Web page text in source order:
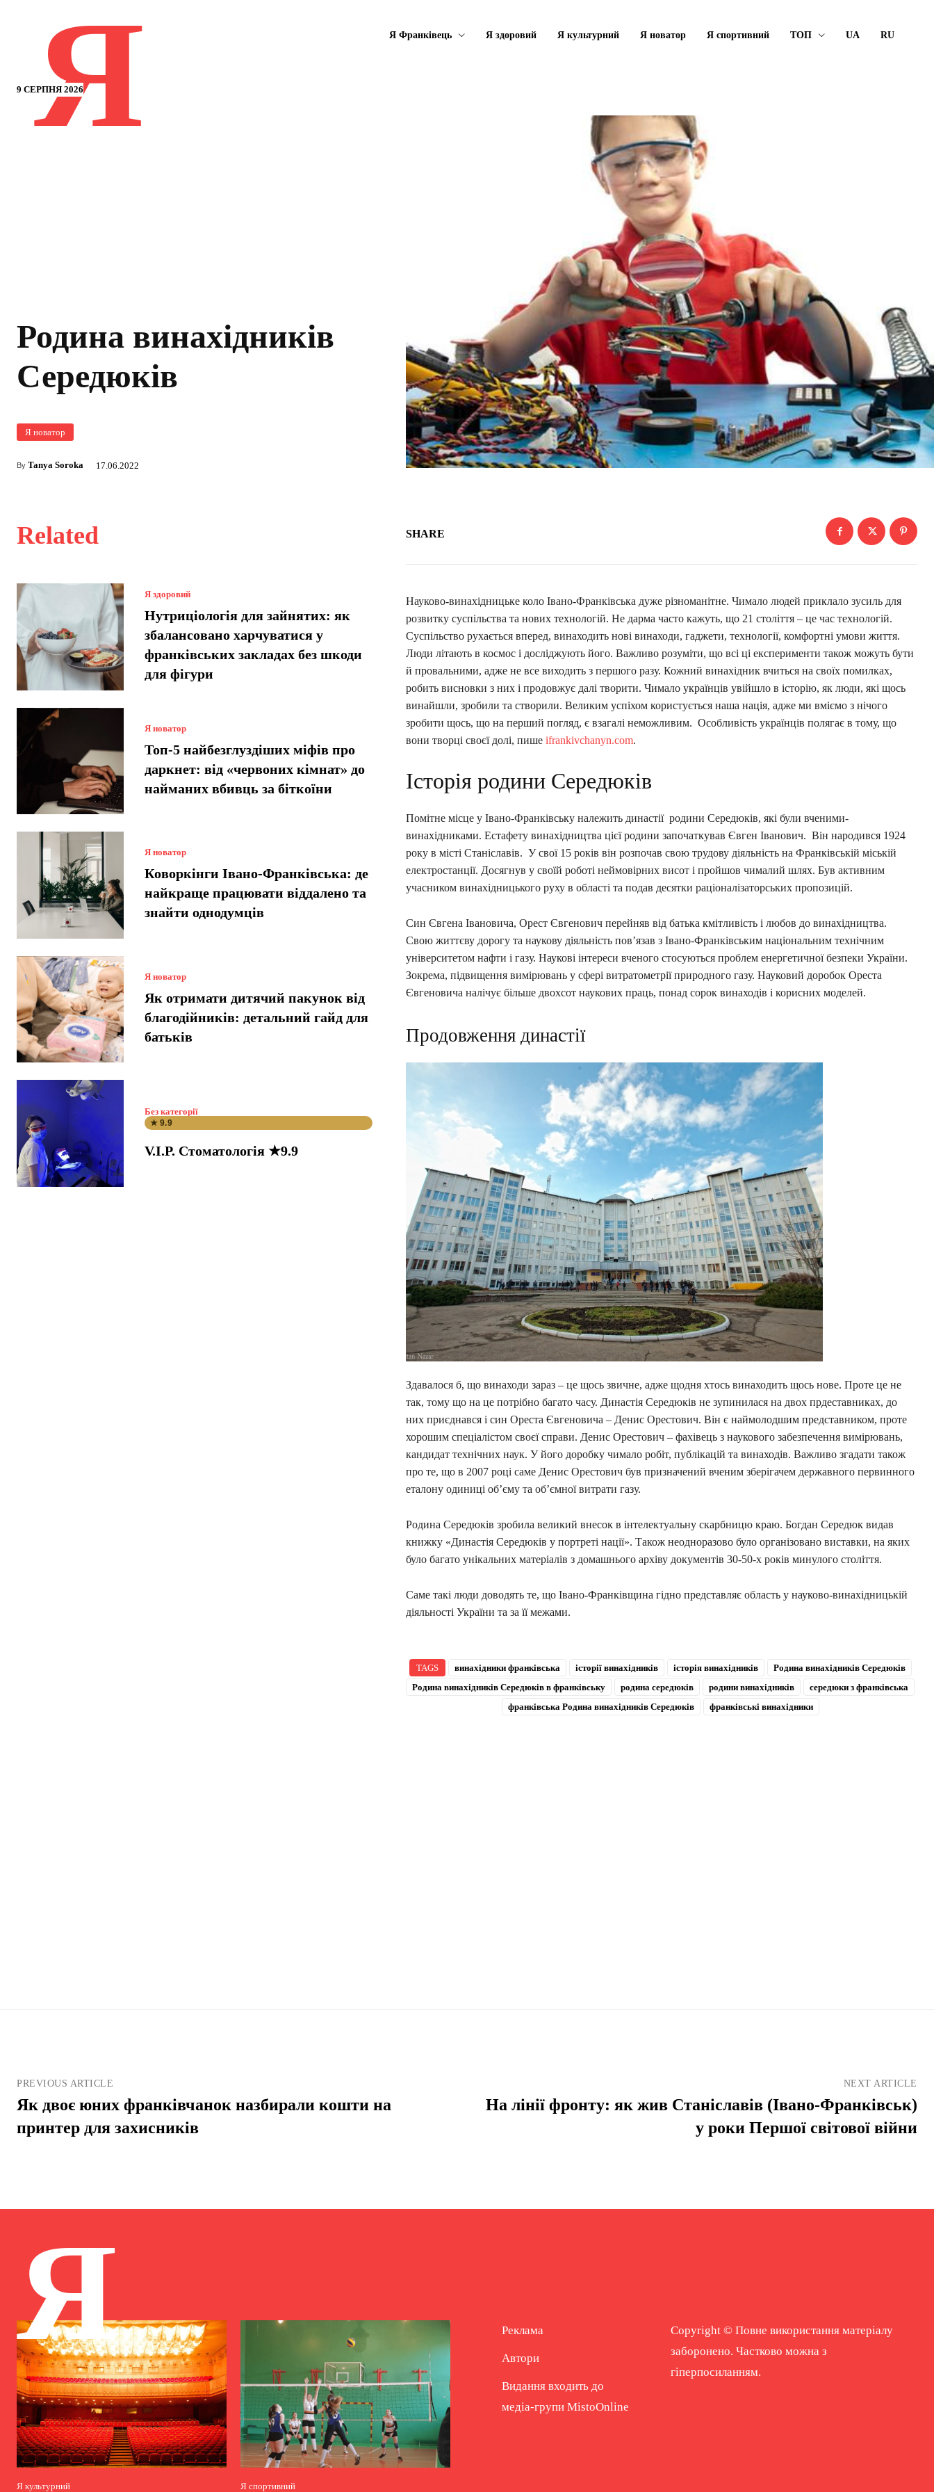
9 СЕРПНЯ 2026
Я Я Франківець Я здоровий Я культурний Я новатор Я спортивний ТОП UA RU
Родина винахідників
Середюків
Я новатор
By Tanya Soroka 17.06.2022
Related
Я здоровий
Нутриціологія для зайнятих: як
збалансовано харчуватися у
франківських закладах без шкоди
для фігури
Я новатор
Топ-5 найбезглуздіших міфів про
даркнет: від «червоних кімнат» до
найманих вбивць за біткоїни
Я новатор
Коворкінги Івано-Франківська: де
найкраще працювати віддалено та
знайти однодумців
Я новатор
Як отримати дитячий пакунок від
благодійників: детальний гайд для
батьків
Без категорії
★ 9.9
V.I.P. Стоматологія ★9.9
SHARE
Науково-винахідницьке коло Івано-Франківська дуже різноманітне. Чимало людей приклало зусиль для
розвитку суспільства та нових технологій. Не дарма часто кажуть, що 21 століття – це час технологій.
Суспільство рухається вперед, винаходить нові винаходи, гаджети, технології, комфортні умови життя.
Люди літають в космос і досліджують його. Важливо розуміти, що всі ці експерименти також можуть бути
й провальними, адже не все виходить з першого разу. Кожний винахідник вчиться на своїх помилках,
робить висновки з них і продовжує далі творити. Чимало українців увійшло в історію, як люди, які щось
винайшли, зробили та створили. Великим успіхом користується наша нація, адже ми вміємо з нічого
зробити щось, що на перший погляд, є взагалі неможливим. Особливість українців полягає в тому, що
вони творці своєї долі, пише ifrankivchanyn.com.
Історія родини Середюків
Помітне місце у Івано-Франківську належить династії родини Середюків, які були вченими-
винахідниками. Естафету винахідництва цієї родини започаткував Євген Іванович. Він народився 1924
року в місті Станіславів. У свої 15 років він розпочав свою трудову діяльність на Франківській міській
електростанції. Досягнув у своїй роботі неймовірних висот і пройшов чималий шлях. Був активним
учасником винахідницького руху в області та подав десятки раціоналізаторських пропозицій.
Син Євгена Івановича, Орест Євгенович перейняв від батька кмітливість і любов до винахідництва.
Свою життєву дорогу та наукову діяльність пов’язав з Івано-Франківським національним технічним
університетом нафти і газу. Наукові інтереси вченого стосуються проблем енергетичної безпеки України.
Зокрема, підвищення вимірювань у сфері витратометрії природного газу. Науковий доробок Ореста
Євгеновича налічує більше двохсот наукових праць, понад сорок винаходів і корисних моделей.
Продовження династії
Здавалося б, що винаходи зараз – це щось звичне, адже щодня хтось винаходить щось нове. Проте це не
так, тому що на це потрібно багато часу. Династія Середюків не зупинилася на двох прдеставниках, до
них приєднався і син Ореста Євгеновича – Денис Орестович. Він є наймолодшим представником, проте
хорошим спеціалістом своєї справи. Денис Орестович – фахівець з наукового забезпечення вимірювань,
кандидат технічних наук. У його доробку чимало робіт, публікацій та винаходів. Важливо згадати також
про те, що в 2007 році саме Денис Орестович був призначений вченим зберігачем державного первинного
еталону одиниці об’єму та об’ємної витрати газу.
Родина Середюків зробила великий внесок в інтелектуальну скарбницю краю. Богдан Середюк видав
книжку «Династія Середюків у портреті нації». Також неодноразово було організовано виставки, на яких
було багато унікальних матеріалів з домашнього архіву документів 30-50-х років минулого століття.
Саме такі люди доводять те, що Івано-Франківщина гідно представляє область у науково-винахідницькій
діяльності України та за її межами.
TAGS винахідники франківська історії винахідників історія винахідників
Родина винахідників Середюків
Родина винахідників Середюків в франківську
родина середюків родини винахідників
середюки з франківська
франківська Родина винахідників Середюків
франківські винахідники
PREVIOUS ARTICLE
Як двоє юних франківчанок назбирали кошти на
принтер для захисників
NEXT ARTICLE
На лінії фронту: як жив Станіславів (Івано-Франківськ)
у роки Першої світової війни
Я
Я культурний Я спортивний
Реклама
Автори
Видання входить до
медіа-групи MistoOnline
Copyright © Повне використання матеріалу
заборонено. Частково можна з
гіперпосиланням.